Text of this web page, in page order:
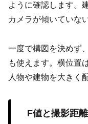
ように確認します。
カメラが傾いていな
一度で構図を決めず
も使えます。横位置
人物や建物を大きく
F値と撮影距